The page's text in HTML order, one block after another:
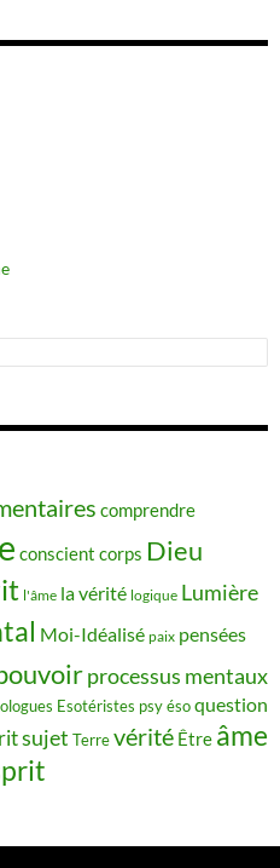
comprendre
conscient corps Dieu
l'âme la vérité logique Lumière
Moi-Idéalisé paix pensées
processus mentaux
Esotéristes psy ésoquestion
sujet Terrevérité Être âme